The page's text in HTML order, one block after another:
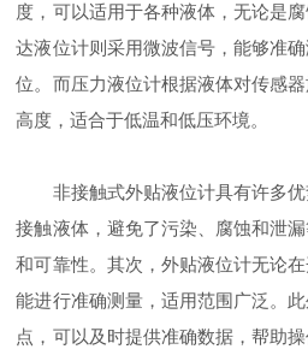
度，可以适用于各种液体，无论是
达液位计则采用微波信号，能够准
位。而压力液位计根据液体对传感
高度，适合于低温和低压环境。
非接触式外贴液位计具有许多优
接触液体，避免了污染、腐蚀和泄
和可靠性。其次，外贴液位计无论
能进行准确测量，适用范围广泛。
点，可以及时提供准确数据，帮助